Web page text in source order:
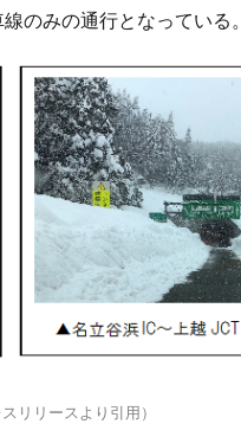
のみの通行となっている。
リリースより引用）